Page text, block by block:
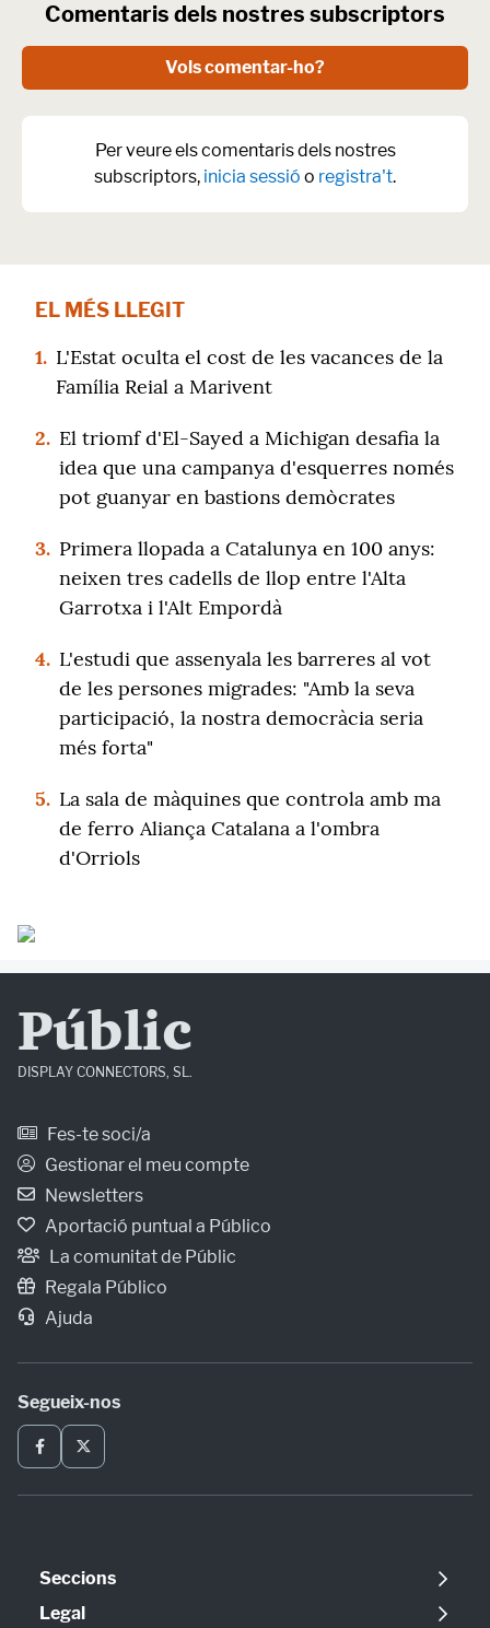
Comentaris dels nostres subscriptors
Vols comentar-ho?
Per veure els comentaris dels nostres
subscriptors, inicia sessió o registra't.
EL MÉS LLEGIT
1. L'Estat oculta el cost de les vacances de la
Família Reial a Marivent
2. El triomf d'El-Sayed a Michigan desafia la
idea que una campanya d'esquerres només
pot guanyar en bastions demòcrates
3. Primera llopada a Catalunya en 100 anys:
neixen tres cadells de llop entre l'Alta
Garrotxa i l'Alt Empordà
4. L'estudi que assenyala les barreres al vot
de les persones migrades: "Amb la seva
participació, la nostra democràcia seria
més forta"
5. La sala de màquines que controla amb ma
de ferro Aliança Catalana a l'ombra
d'Orriols
Públic
DISPLAY CONNECTORS, SL.
Fes-te soci/a
Gestionar el meu compte
Newsletters
Aportació puntual a Público
La comunitat de Públic
Regala Público
Ajuda
Segueix-nos
Seccions
Política
Legal